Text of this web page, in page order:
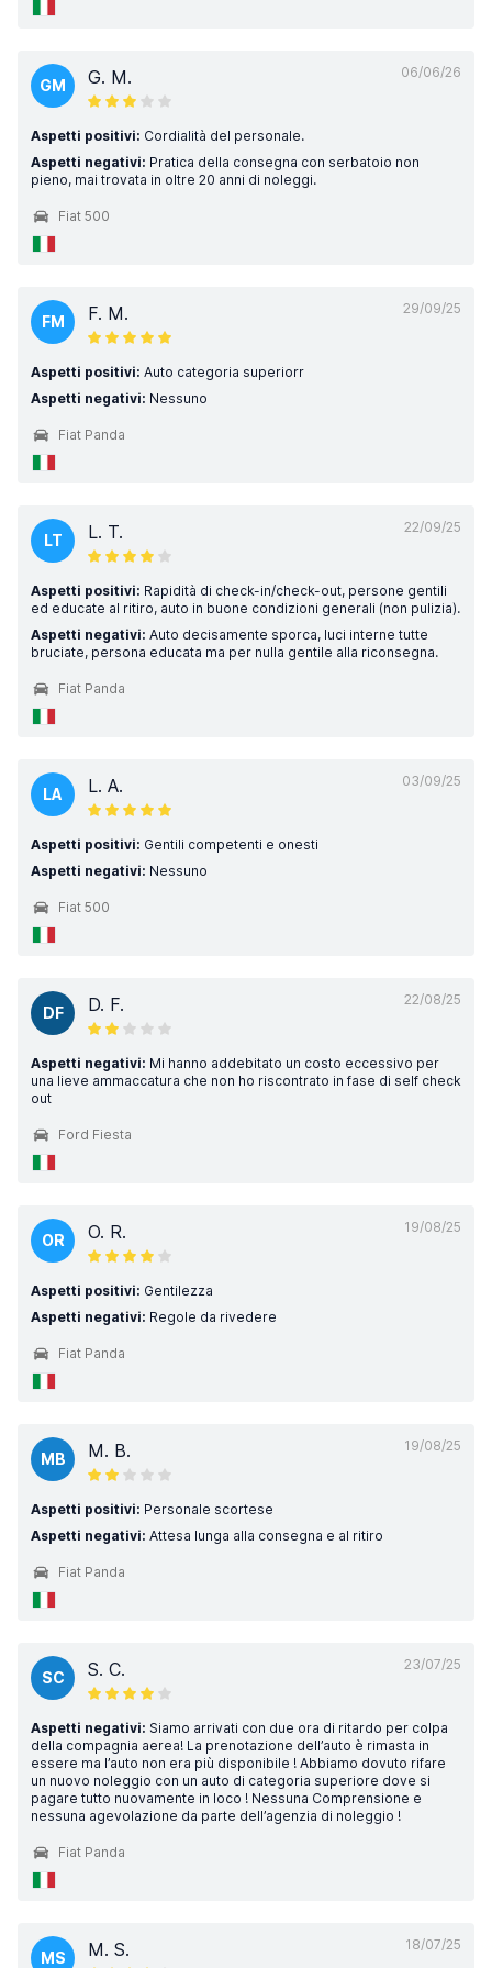
06/06/26
GM G. M.
Aspetti positivi: Cordialità del personale.
Aspetti negativi: Pratica della consegna con serbatoio non
pieno, mai trovata in oltre 20 anni di noleggi.
Fiat 500
29/09/25
FM F. M.
Aspetti positivi: Auto categoria superiorr
Aspetti negativi: Nessuno
Fiat Panda
22/09/25
LT L. T.
Aspetti positivi: Rapidità di check-in/check-out, persone gentili
ed educate al ritiro, auto in buone condizioni generali (non pulizia).
Aspetti negativi: Auto decisamente sporca, luci interne tutte
bruciate, persona educata ma per nulla gentile alla riconsegna.
Fiat Panda
03/09/25
LA L. A.
Aspetti positivi: Gentili competenti e onesti
Aspetti negativi: Nessuno
Fiat 500
22/08/25
DF D. F.
Aspetti negativi: Mi hanno addebitato un costo eccessivo per
una lieve ammaccatura che non ho riscontrato in fase di self check
out
Ford Fiesta
19/08/25
OR O. R.
Aspetti positivi: Gentilezza
Aspetti negativi: Regole da rivedere
Fiat Panda
19/08/25
MB M. B.
Aspetti positivi: Personale scortese
Aspetti negativi: Attesa lunga alla consegna e al ritiro
Fiat Panda
23/07/25
SC S. C.
Aspetti negativi: Siamo arrivati con due ora di ritardo per colpa
della compagnia aerea! La prenotazione dell’auto è rimasta in
essere ma l’auto non era più disponibile ! Abbiamo dovuto rifare
un nuovo noleggio con un auto di categoria superiore dove si
pagare tutto nuovamente in loco ! Nessuna Comprensione e
nessuna agevolazione da parte dell’agenzia di noleggio !
Fiat Panda
18/07/25
MS M. S.